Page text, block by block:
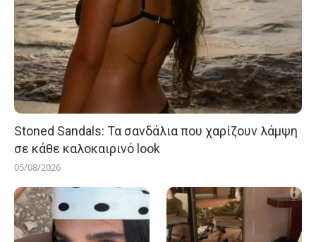
Stoned Sandals: Τα σανδάλια που χαρίζουν λάμψη
σε κάθε καλοκαιρινό look
05/08/2026